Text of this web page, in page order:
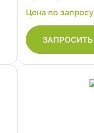
Цена по запросу